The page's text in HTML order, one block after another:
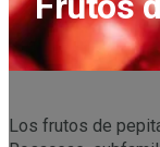
Los frutos de